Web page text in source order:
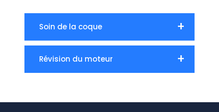
Soin de la coque
Révision du moteur